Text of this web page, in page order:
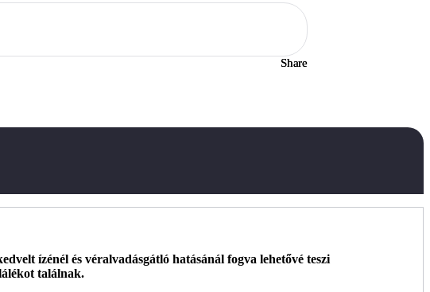
Share
ízénél és véralvadásgátló hatásánál fogva lehetővé teszi
találnak.